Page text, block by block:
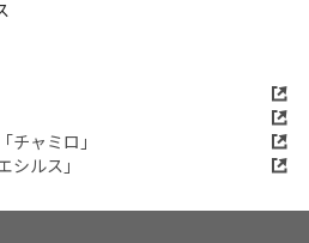
チャミロ」
シルス」